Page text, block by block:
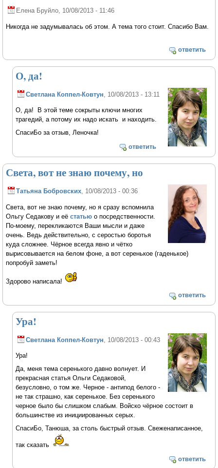
Елена Бруйло , 10/08/2013 - 11:46
Никогда не задумывалась об этом. А тема того стоит. Спасибо Вам.
ответить
О, да!
Светлана Коппел-Ковтун , 10/08/2013 - 13:11
О, да! В этой теме сокрыты ключи многих
трагедий, а потому их надо искать и находить.
СпасиБо за отзыв, Леночка!
ответить
Света, вот не знаю почему, но
Татьяна Бобровских, 10/08/2013 - 00:36
Света, вот не знаю почему, но я сразу вспомнила
Ольгу Седакову и еёстатью о посредственности.
По-моему, перекликаются Ваши мысли и даже
очень. Ведь действительно, с серостью боротья
куда сложнее. Чёрное всегда явно и чётко
вырисовывается на белом фоне, а вот серенькое (гаденькое)
попробуй заметь!
Здорово написала!
ответить
Ура!
Светлана Коппел-Ковтун , 10/08/2013 - 00:43
Ура!
Да, меня тема серенького давно волнует. И
прекрасная статья Ольги Седаковой,
безусловно, о том же. Черное - антипод белого -
не так страшно, как серенькое. Без серенького
черное было бы слишком слабым. Войско чёрное состоит в
большинстве из инициированных серых.
СпасиБо, Танюша, за столь быстрый отзыв. Свеженаписанное,
так сказать
ответить